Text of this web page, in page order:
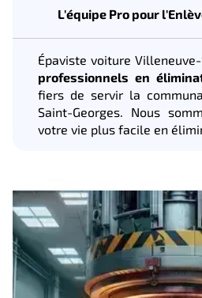
L'équipe Pro pour
Épaviste voiture
professionnels en
fiers de servir la
Saint-Georges. Nous
votre vie plus facile en